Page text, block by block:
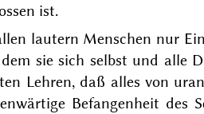
ist.
lautern Menschen nur
sie sich selbst und alle
Lehren, daß alles von
Befangenheit des